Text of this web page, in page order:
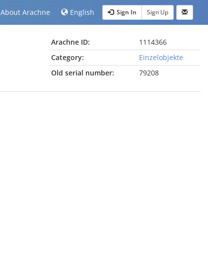
About Arachne English Sign In Sign Up
Arachne ID:
1114366
Category:
Einzelobjekte
Old serial number:
79208